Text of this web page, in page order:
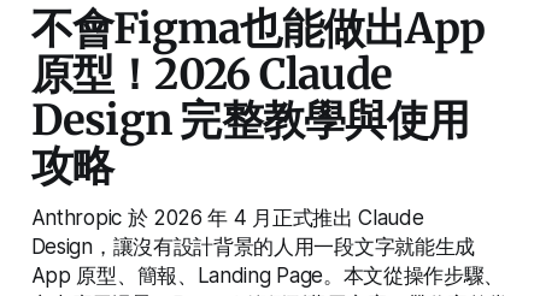
不會Figma也能做出App
原型！2026 Claude
Design 完整教學與使用
攻略
Anthropic 於 2026 年 4 月正式推出 Claude
Design，讓沒有設計背景的人用一段文字就能生成
App 原型、簡報、Landing Page。本文從操作步驟、